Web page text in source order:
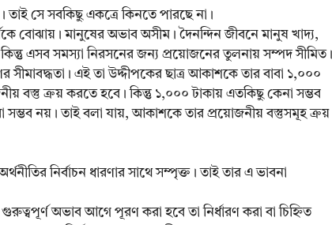
সে সবকিছু একত্রে কিনতে পারছে না।
বোঝায়। মানুষের অভাব অসীম। দৈনন্দিন জীবনে মানুষ খাদ্য,
কিন্তু এসব সমস্যা নিরসনের জন্য প্রয়োজনের তুলনায় সম্পদ সীমিত।
এই তা উদ্দীপকের ছাত্র আকাশকে তার বাবা ১,০০০
বস্তু ক্রয় করতে হবে। কিন্তু ১,০০০ টাকায় এতকিছু কেনা সম্ভব
সম্ভব নয়। তাই বলা যায়, আকাশকে তার প্রয়োজনীয় বস্তুসমূহ ক্রয়
নির্বাচন ধারণার সাথে সম্পৃক্ত। তাই তার এ ভাবনা
অভাব আগে পূরণ করা হবে তা নির্ধারণ করা বা চিহ্নিত